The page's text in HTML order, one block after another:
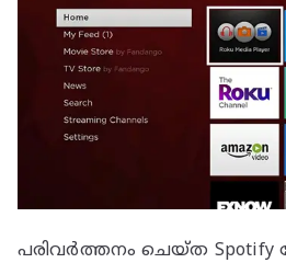
പരിവർത്തനം ചെയ്ത Spotify